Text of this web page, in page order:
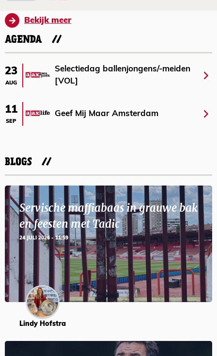
Bekijk meer
AGENDA
23
AUG
Selectiedag ballenjongens/-meiden
[VOL]
11
SEP
Geef Mij Maar Amsterdam
BLOGS
Servische maffiabaas in grauwe bak
en feesten met Tadic
24 JULI 2026 - 11:59
Lindy Hofstra